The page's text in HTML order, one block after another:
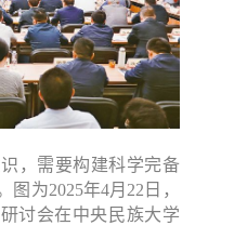
，需要构建科学完备
为2025年4月22日，
讨会在中央民族大学